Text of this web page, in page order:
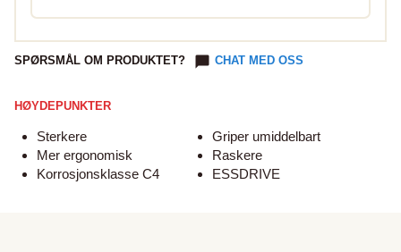
SPØRSMÅL OM PRODUKTET? CHAT MED OSS
HØYDEPUNKTER
Sterkere
Mer ergonomisk
Korrosjonsklasse C4
Griper umiddelbart
Raskere
ESSDRIVE